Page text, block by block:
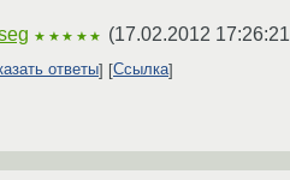
★★★★★ (17.02.2012
ответы
Ссылка